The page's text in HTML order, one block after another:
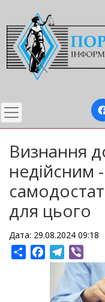
до
основного
вмісту
Визнання
недійсним
для цього
Дата: 29.08.2024 09:18
ShareFacebookTelegram